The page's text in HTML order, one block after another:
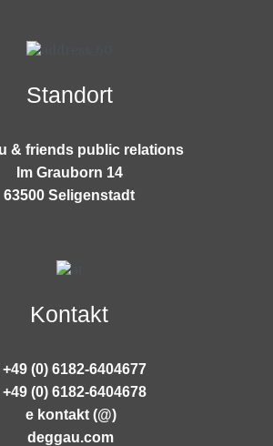
Standort
& friends public relations
Im Grauborn 14
63500 Seligenstadt
Kontakt
+49 (0) 6182-6404677
+49 (0) 6182-6404678
e kontakt (@)
deggau.com